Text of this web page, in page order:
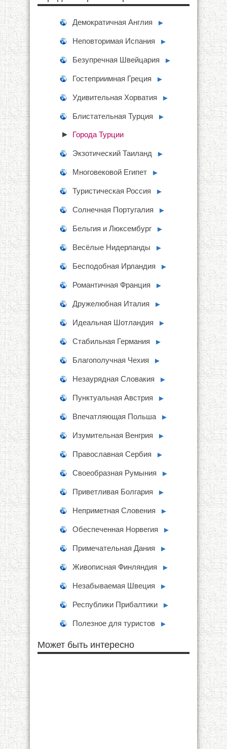
Демократичная Англия ►
Неповторимая Испания ►
Безупречная Швейцария ►
Гостеприимная Греция ►
Удивительная Хорватия ►
Блистательная Турция ►
Города Турции
Экзотический Таиланд ►
Многовековой Египет ►
Туристическая Россия ►
Солнечная Португалия ►
Бельгия и Люксембург ►
Весёлые Нидерланды ►
Бесподобная Ирландия ►
Романтичная Франция ►
Дружелюбная Италия ►
Идеальная Шотландия ►
Стабильная Германия ►
Благополучная Чехия ►
Незаурядная Словакия ►
Пунктуальная Австрия ►
Впечатляющая Польша ►
Изумительная Венгрия ►
Православная Сербия ►
Своеобразная Румыния ►
Приветливая Болгария ►
Неприметная Словения ►
Обеспеченная Норвегия ►
Примечательная Дания ►
Живописная Финляндия ►
Незабываемая Швеция ►
Республики Прибалтики ►
Полезное для туристов ►
Может быть интересно